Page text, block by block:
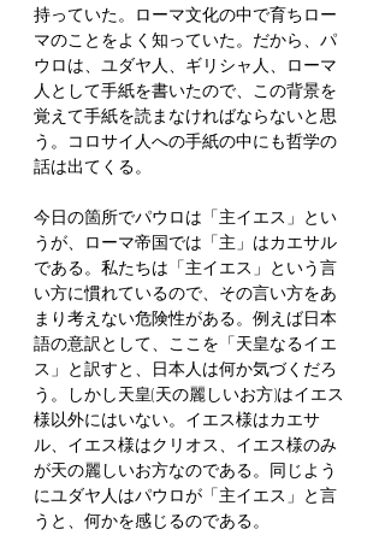
持っていた。ローマ文化の中で育ちロー
マのことをよく知っていた。だから、パ
ウロは、ユダヤ人、ギリシャ人、ローマ
人として手紙を書いたので、この背景を
覚えて手紙を読まなければならないと思
う。コロサイ人への手紙の中にも哲学の
話は出てくる。
今日の箇所でパウロは「主イエス」とい
うが、ローマ帝国では「主」はカエサル
である。私たちは「主イエス」という言
い方に慣れているので、その言い方をあ
まり考えない危険性がある。例えば日本
語の意訳として、ここを「天皇なるイエ
ス」と訳すと、日本人は何か気づくだろ
う。しかし天皇(天の麗しいお方)はイエス
様以外にはいない。イエス様はカエサ
ル、イエス様はクリオス、イエス様のみ
が天の麗しいお方なのである。同じよう
にユダヤ人はパウロが「主イエス」と言
うと、何かを感じるのである。